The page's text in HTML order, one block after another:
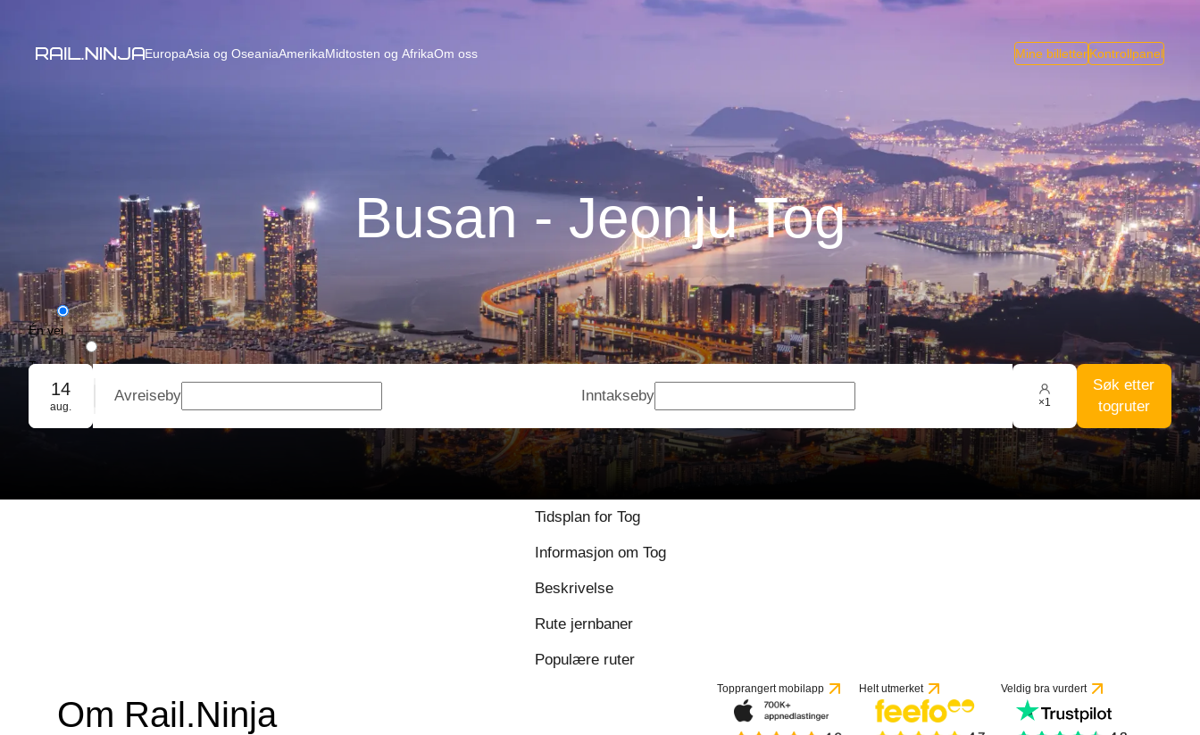
EuropaAsia og OseaniaAmerikaMidtosten og AfrikaOm oss Mine billetterKontrollpanel
Busan - Jeonju Tog
Én vei
Tur/retur
Gruppebooking
14
aug.
Avreiseby Inntakseby ×1
Søk etter
togruter
Tidsplan for Tog
Informasjon om Tog
Beskrivelse
Rute jernbaner
Populære ruter
Om Rail.Ninja
Topprangert mobilapp Helt utmerket Veldig bra vurdert
9 / 10 basert på 1 vurderinger